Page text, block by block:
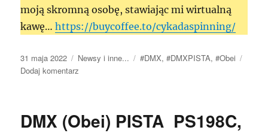
moją skromną osobę, stawiając mi wirtualną
kawę…https://buycoffee.to/cykadaspinning/
Data
publikacji
31 maja 2022 Kategorie
Newsy i inne... Tagi
#DMX,#DMXPISTA,#Obei
Dodaj komentarz
na
DMX (Obei) PISTA PS198C,